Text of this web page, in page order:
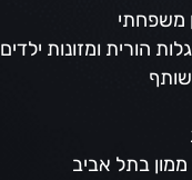
משפחתי
הורית ומזונות ילדים
בתל אביב